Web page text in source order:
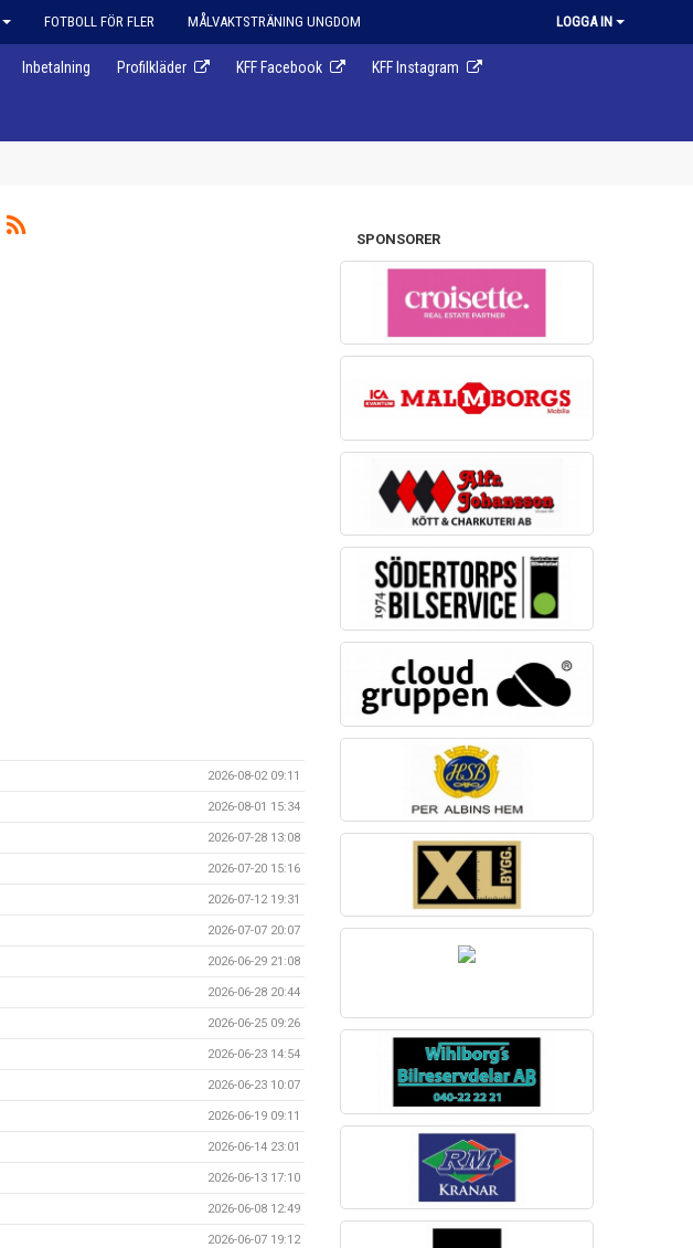
FOTBOLL FÖR FLER MÅLVAKTSTRÄNING UNGDOM LOGGA IN
Inbetalning Profilkläder KFF Facebook KFF Instagram
2026-08-02 09:11
2026-08-01 15:34
2026-07-28 13:08
2026-07-20 15:16
2026-07-12 19:31
2026-07-07 20:07
2026-06-29 21:08
2026-06-28 20:44
2026-06-25 09:26
2026-06-23 14:54
2026-06-23 10:07
2026-06-19 09:11
2026-06-14 23:01
2026-06-13 17:10
2026-06-08 12:49
2026-06-07 19:12
SPONSORER